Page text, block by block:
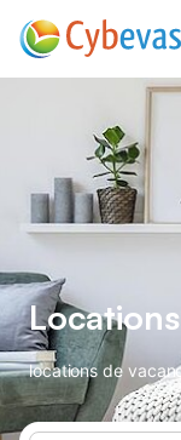
locations de